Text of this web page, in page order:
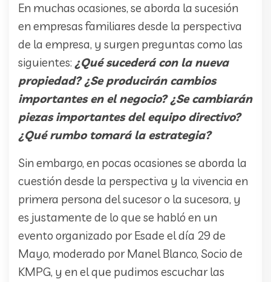
En muchas ocasiones, se aborda la sucesión
en empresas familiares desde la perspectiva
de la empresa, y surgen preguntas como las
siguientes: ¿Qué sucederá con la nueva
propiedad? ¿Se producirán cambios
importantes en el negocio? ¿Se cambiarán
piezas importantes del equipo directivo?
¿Qué rumbo tomará la estrategia?
Sin embargo, en pocas ocasiones se aborda la
cuestión desde la perspectiva y la vivencia en
primera persona del sucesor o la sucesora, y
es justamente de lo que se habló en un
evento organizado por Esade el día 29 de
Mayo, moderado por Manel Blanco, Socio de
KMPG, y en el que pudimos escuchar las